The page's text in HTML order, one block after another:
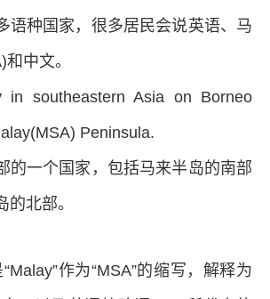
语种国家，很多居民会说英语、马
中文。
in southeastern Asia on Borneo
Peninsula.
的一个国家，包括马来半岛的南部
的北部。
作为“MSA”的缩写，解释为